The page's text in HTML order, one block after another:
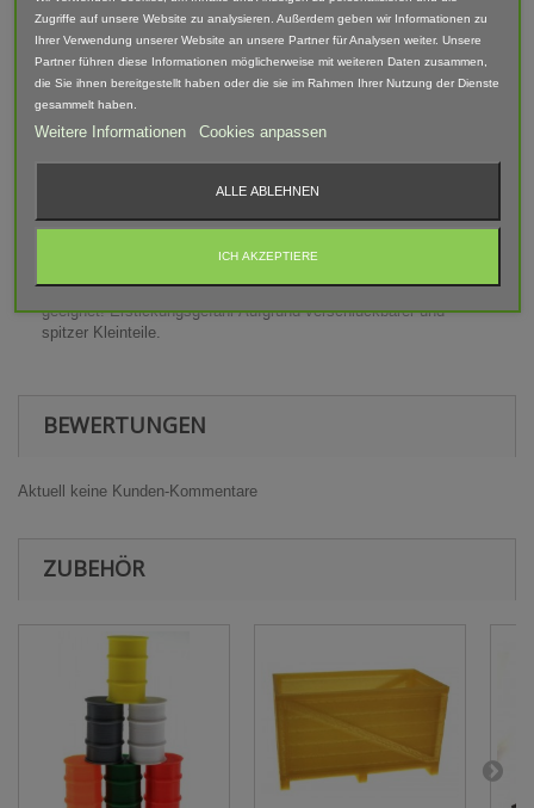
Lieferumfang: 2 Seitenwänden, Tür, 2 Sicherungsstiften
OHNE Abroll-Plattform
Abgebildete Fahrzeuge und Zubehör sind nicht im Lieferumfang
enthalten.
Der Artikel ist im 3D-Druck-Verfahren gefertigt und von Hand
nach bearbeitet. Daher können Form, Farbe und Ausführung
Achtung: Modellbauartikel nicht für Kinder unter 14 Jahren
geeignet! Erstickungsgefahr Aufgrund verschluckbarer und
spitzer Kleinteile.
BEWERTUNGEN
Aktuell keine Kunden-Kommentare
ZUBEHÖR
Zugriffe auf unsere Website zu analysieren. Außerdem geben wir Informationen zu
Ihrer Verwendung unserer Website an unsere Partner für Analysen weiter. Unsere
Partner führen diese Informationen möglicherweise mit weiteren Daten zusammen,
die Sie ihnen bereitgestellt haben oder die sie im Rahmen Ihrer Nutzung der Dienste
gesammelt haben.
Weitere Informationen Cookies anpassen
ALLE ABLEHNEN
ICH AKZEPTIERE